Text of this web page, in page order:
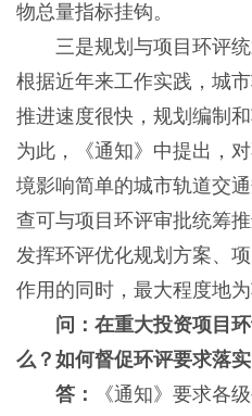
物总量指标挂钩。
三是规划与项目环评统
根据近年来工作实践，城
推进速度很快，规划编制
为此，《通知》中提出，
境影响简单的城市轨道交
查可与项目环评审批统筹
发挥环评优化规划方案、
作用的同时，最大程度地
问：在重大投资项目
么？如何督促环评要求落实
答：
《通知》要求各